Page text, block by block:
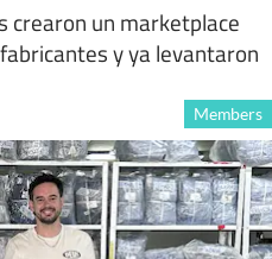
crearon un marketplace
y ya levantaron
Members